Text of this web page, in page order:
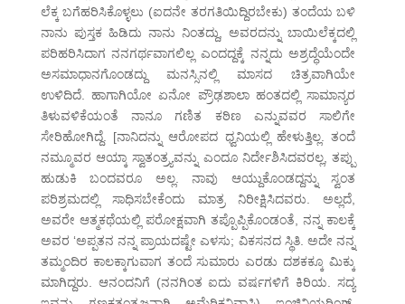
ಲೆಕ್ಕ ಬಗೆಹರಿಸಿಕೊಳ್ಳಲು (ಐದನೇ ತರಗತಿಯಿದ್ದಿರಬೇಕು) ತಂದೆಯ ಬಳಿ
ನಾನು ಪುಸ್ತಕ ಹಿಡಿದು ನಾನು ನಿಂತದ್ದು, ಅವರದನ್ನು ಬಾಯಿಲೆಕ್ಕದಲ್ಲಿ
ಪರಿಹರಿಸಿದಾಗ ನನಗರ್ಥವಾಗಲಿಲ್ಲ ಎಂದದ್ದಕ್ಕೆ ನನ್ನದು ಅಶ್ರದ್ಧೆಯೆಂದೇ
ಅಸಮಾಧಾನಗೊಂಡದ್ದು ಮನಸ್ಸಿನಲ್ಲಿ ಮಾಸದ ಚಿತ್ರವಾಗಿಯೇ
ಉಳಿದಿದೆ. ಹಾಗಾಗಿಯೋ ಏನೋ ಪ್ರೌಢಶಾಲಾ ಹಂತದಲ್ಲಿ ಸಾಮಾನ್ಯರ
ತಿಳುವಳಿಕೆಯಂತೆ ನಾನೂ ಗಣಿತ ಕಠಿಣ ಎನ್ನುವವರ ಸಾಲಿಗೇ
ಸೇರಿಹೋಗಿದ್ದೆ. [ನಾನಿದನ್ನು ಆರೋಪದ ಧ್ವನಿಯಲ್ಲಿ ಹೇಳುತ್ತಿಲ್ಲ. ತಂದೆ
ನಮ್ಮೂವರ ಆಯ್ಕಾ ಸ್ವಾತಂತ್ರ್ಯವನ್ನು ಎಂದೂ ನಿರ್ದೇಶಿಸಿದವರಲ್ಲ, ತಪ್ಪು
ಹುಡುಕಿ ಬಂದವರೂ ಅಲ್ಲ. ನಾವು ಆಯ್ದುಕೊಂಡದ್ದನ್ನು ಸ್ವಂತ
ಪರಿಶ್ರಮದಲ್ಲಿ ಸಾಧಿಸಬೇಕೆಂದು ಮಾತ್ರ ನಿರೀಕ್ಷಿಸಿದವರು. ಅಲ್ಲದೆ,
ಅವರೇ ಆತ್ಮಕಥೆಯಲ್ಲಿ ಪರೋಕ್ಷವಾಗಿ ತಪ್ಪೊಪ್ಪಿಕೊಂಡಂತೆ, ನನ್ನ ಕಾಲಕ್ಕೆ
ಅವರ ‘ಅಪ್ಪತನ ನನ್ನ ಪ್ರಾಯದಷ್ಟೇ ಎಳಸು; ವಿಕಸನದ ಸ್ಥಿತಿ. ಅದೇ ನನ್ನ
ತಮ್ಮಂದಿರ ಕಾಲಕ್ಕಾಗುವಾಗ ತಂದೆ ಸುಮಾರು ಎರಡು ದಶಕಕ್ಕೂ ಮಿಕ್ಕು
ಮಾಗಿದ್ದರು. ಆನಂದನಿಗೆ (ನನಗಿಂತ ಐದು ವರ್ಷಗಳಿಗೆ ಕಿರಿಯ. ಸದ್ಯ